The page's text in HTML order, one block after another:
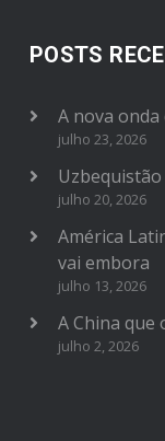
POSTS
A nova
julho 23, 2026
julho 20, 2026
América
vai embora
julho 13, 2026
A China que
julho 2, 2026